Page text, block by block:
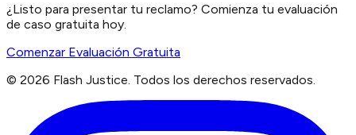
¿Listo para presentar tu reclamo? Comienza tu evaluación
de caso gratuita hoy.
Comenzar Evaluación Gratuita
© 2026 Flash Justice. Todos los derechos reservados.